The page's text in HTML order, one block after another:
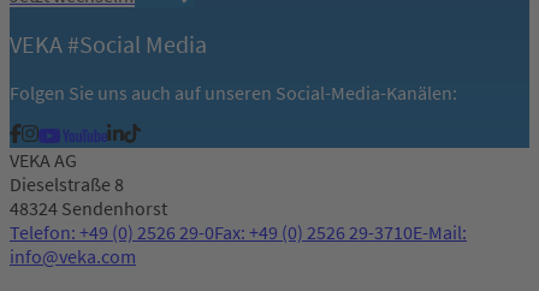
VEKA #Social Media
Folgen Sie uns auch auf unseren Social-Media-Kanälen:
VEKA AG
Dieselstraße 8
48324 Sendenhorst
Telefon: +49 (0) 2526 29-0Fax: +49 (0) 2526 29-3710E-Mail:
info@veka.com